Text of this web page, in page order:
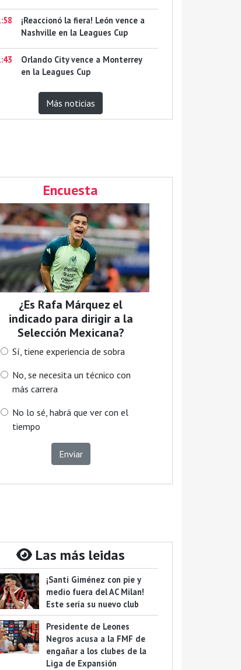
¡Reaccionó la fiera! León vence a
Nashville en la Leagues Cup
Orlando City vence a Monterrey
en la Leagues Cup
Más noticias
Encuesta
¿Es Rafa Márquez el
indicado para dirigir a la
Selección Mexicana?
Sí, tiene experiencia de sobra
No, se necesita un técnico con
más carrera
No lo sé, habrá que ver con el
tiempo
Enviar
Las más leidas
¡Santi Giménez con pie y
medio fuera del AC Milan!
Este sería su nuevo club
Presidente de Leones
Negros acusa a la FMF de
engañar a los clubes de la
Liga de Expansión